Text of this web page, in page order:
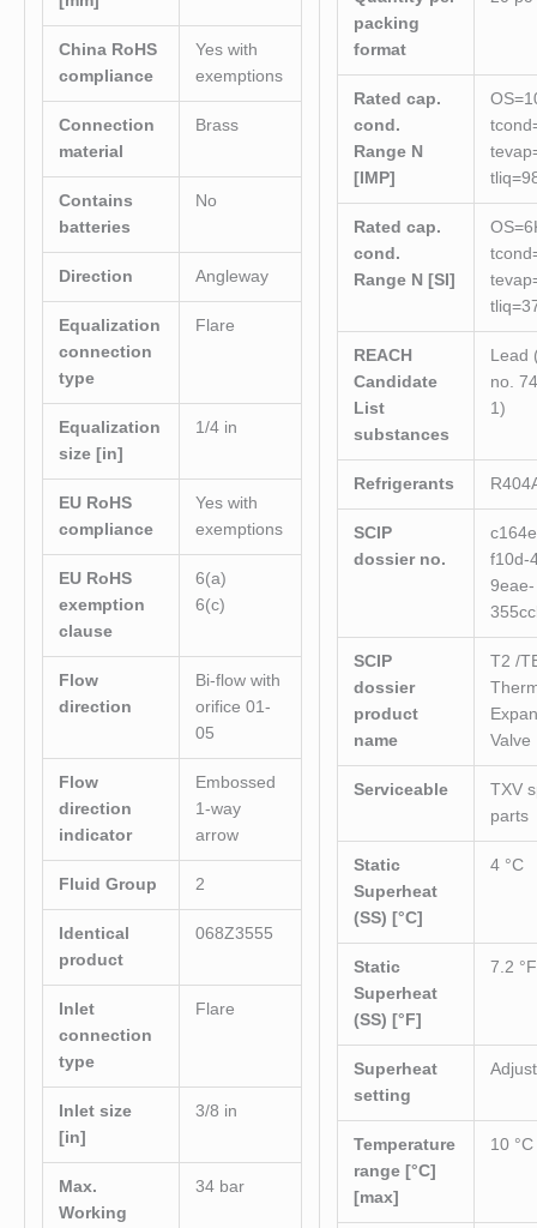
China RoHS
compliance
Yes with
exemptions
Connection
material
Brass
Contains
batteries
No
Direction Angleway
Equalization
connection
type
Flare
Equalization
size [in]
1/4 in
EU RoHS
compliance
Yes with
exemptions
EU RoHS
exemption
clause
6(a)
6(c)
Flow
direction
Bi-flow with
orifice 01-
05
Flow
direction
indicator
Embossed
1-way
arrow
Fluid Group 2
Identical
product
068Z3555
Inlet
connection
type
Flare
Inlet size
[in]
3/8 in
Max.
Working
34 bar
packing
format
Rated cap.
cond.
Range N
[IMP]
Rated cap.
cond.
Range N [SI]
REACH
Candidate
List
substances
Lead
no.
1)
Refrigerants
SCIP
dossier no.
f10d-
9eae-
SCIP
dossier
product
name
T2 /
Valve
Serviceable
TXV
parts
Static
Superheat
(SS) [°C]
4 °C
Static
Superheat
(SS) [°F]
7.2 °F
Superheat
setting
Temperature
range [°C]
[max]
10 °C